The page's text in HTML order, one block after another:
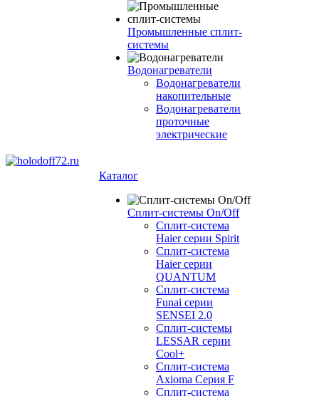
Промышленные сплит-
системы
Водонагреватели
Водонагреватели
накопительные
Водонагреватели
проточные
электрические
Каталог
Сплит-системы On/Off
Сплит-система
Haier серии Spirit
Сплит-система
Haier серии
QUANTUM
Сплит-система
Funai серии
SENSEI 2.0
Сплит-системы
LESSAR серии
Cool+
Сплит-система
Axioma Серия F
Сплит-система